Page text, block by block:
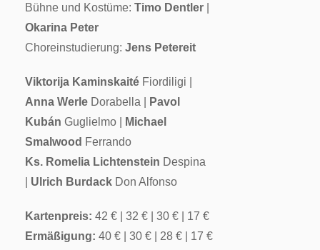
Bühne und Kostüme: Timo Dentler
Okarina Peter
Choreinstudierung: Jens Petereit
Viktorija Kaminskaité Fiordiligi |
Anna Werle Dorabella |
Pavol
Kubán Guglielmo |
Michael
Smalwood Ferrando
Ks. Romelia Lichtenstein Despina
Ulrich Burdack Don Alfonso
Kartenpreis: 42 € | 32 € | 30 € | 17 €
Ermäßigung: 40 € | 30 € | 28 € | 17 €